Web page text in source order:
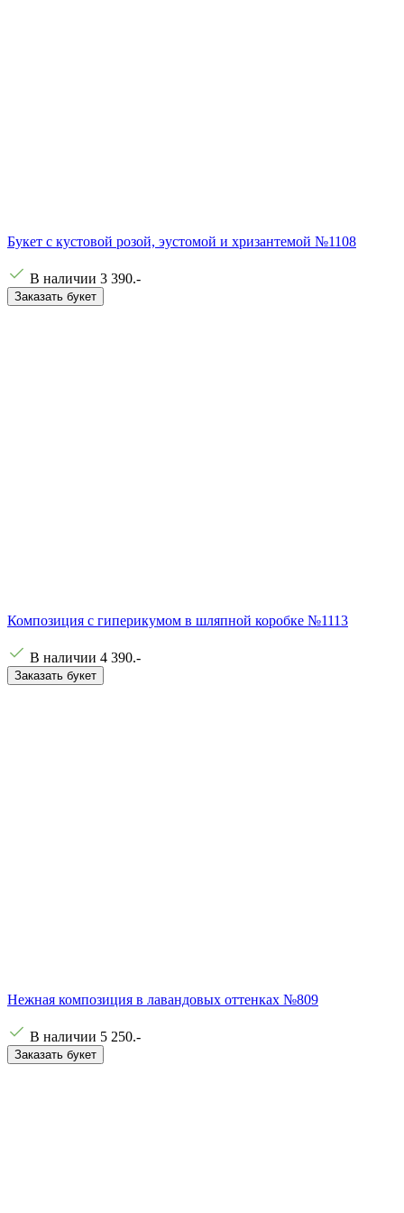
Букет с кустовой розой, эустомой и хризантемой №1108
В наличии 3 390.-
Заказать букет
Композиция с гиперикумом в шляпной коробке №1113
В наличии 4 390.-
Заказать букет
Нежная композиция в лавандовых оттенках №809
В наличии 5 250.-
Заказать букет